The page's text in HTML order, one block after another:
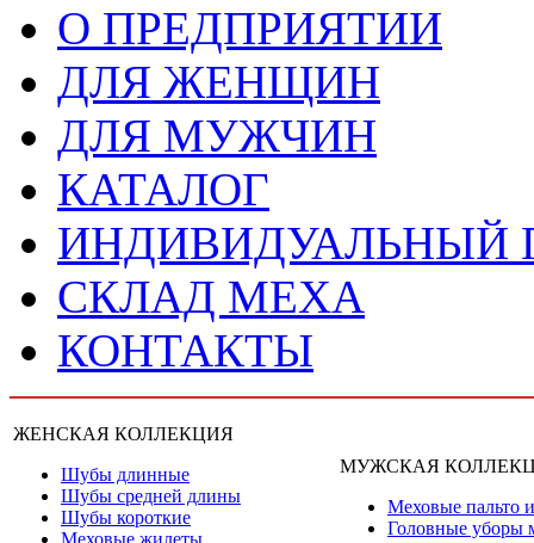
О ПРЕДПРИЯТИИ
ДЛЯ ЖЕНЩИН
ДЛЯ МУЖЧИН
КАТАЛОГ
ИНДИВИДУАЛЬНЫЙ
СКЛАД МЕХА
КОНТАКТЫ
ЖЕНСКАЯ КОЛЛЕКЦИЯ
Шубы длинные
Шубы средней длины
Шубы короткие
Меховые жилеты
МУЖСКАЯ
Меховые пальто
Головные уборы